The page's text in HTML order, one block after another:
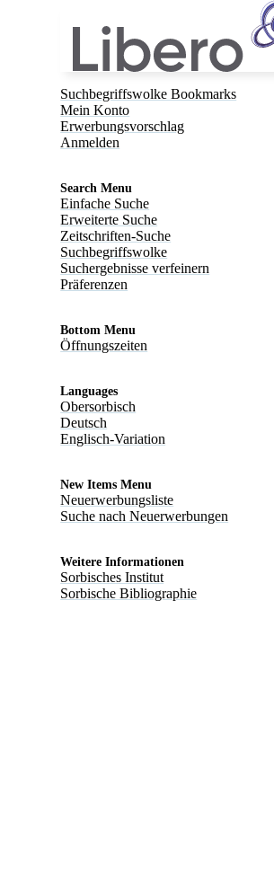
Suchbegriffswolke Bookmarks
Mein Konto
Erwerbungsvorschlag
Anmelden
Search Menu
Einfache Suche
Erweiterte Suche
Zeitschriften-Suche
Suchbegriffswolke
Suchergebnisse verfeinern
Präferenzen
Bottom Menu
Öffnungszeiten
Languages
Obersorbisch
Deutsch
Englisch-Variation
New Items Menu
Neuerwerbungsliste
Suche nach Neuerwerbungen
Weitere Informationen
Sorbisches Institut
Sorbische Bibliographie